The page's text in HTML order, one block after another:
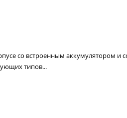
со встроенным аккумулятором
типов...